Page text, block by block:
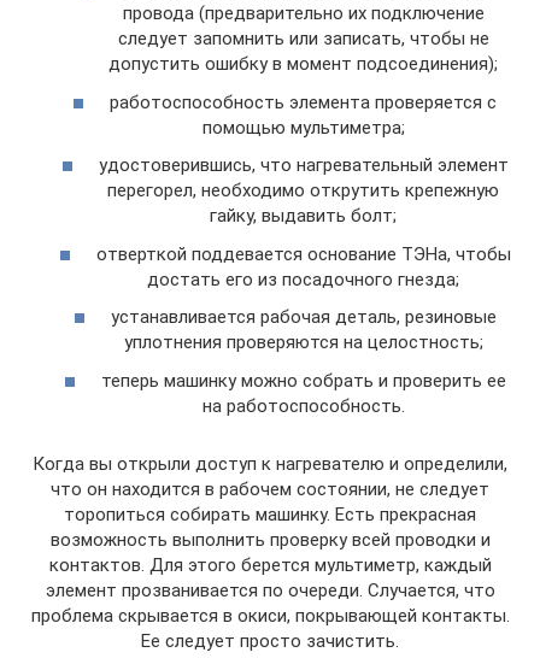
провода (предварительно их подключение
следует запомнить или записать, чтобы не
допустить ошибку в момент подсоединения);
работоспособность элемента проверяется с
помощью мультиметра;
удостоверившись, что нагревательный элемент
перегорел, необходимо открутить крепежную
гайку, выдавить болт;
отверткой поддевается основание ТЭНа, чтобы
достать его из посадочного гнезда;
устанавливается рабочая деталь, резиновые
уплотнения проверяются на целостность;
теперь машинку можно собрать и проверить ее
на работоспособность.
Когда вы открыли доступ к нагревателю и определили,
что он находится в рабочем состоянии, не следует
торопиться собирать машинку. Есть прекрасная
возможность выполнить проверку всей проводки и
контактов. Для этого берется мультиметр, каждый
элемент прозванивается по очереди. Случается, что
проблема скрывается в окиси, покрывающей контакты.
Ее следует просто зачистить.